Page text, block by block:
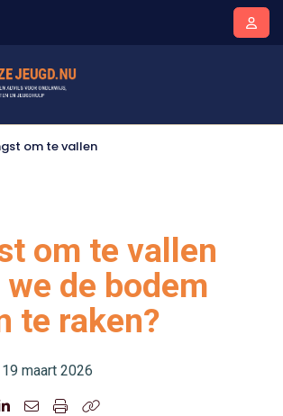
om te vallen
de bodem
te raken?
om te vallen
maart 2026